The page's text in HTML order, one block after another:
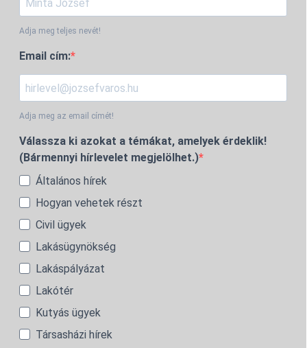
Adja meg teljes nevét!
Email cím:
Adja meg az email címét!
Válassza ki azokat a témákat, amelyek érdeklik!
(Bármennyi hírlevelet megjelölhet.)
Általános hírek
Hogyan vehetek részt
Civil ügyek
Lakásügynökség
Lakáspályázat
Lakótér
Kutyás ügyek
Társasházi hírek